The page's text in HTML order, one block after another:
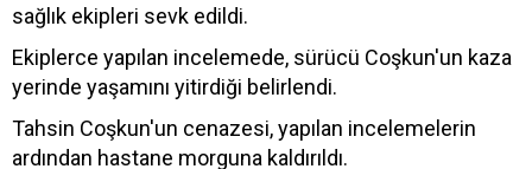
sağlık ekipleri sevk edildi.
Ekiplerce yapılan incelemede, sürücü Coşkun'un kaza
yerinde yaşamını yitirdiği belirlendi.
Tahsin Coşkun'un cenazesi, yapılan incelemelerin
ardından hastane morguna kaldırıldı.